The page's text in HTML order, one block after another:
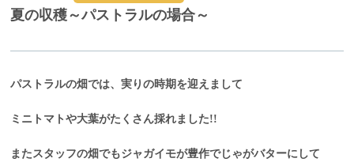
夏の収穫～パストラルの場合～
パストラルの畑では、実りの時期を迎えまして
ミニトマトや大葉がたくさん採れました!!
またスタッフの畑でもジャガイモが豊作でじゃがバターにして